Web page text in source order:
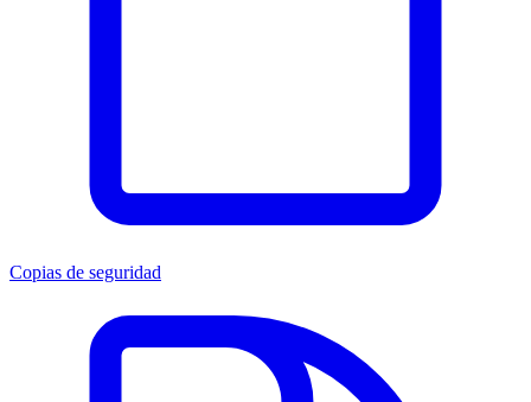
Copias de seguridad